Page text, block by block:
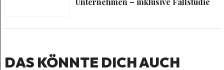
DAS KÖNNTE DICH AUCH